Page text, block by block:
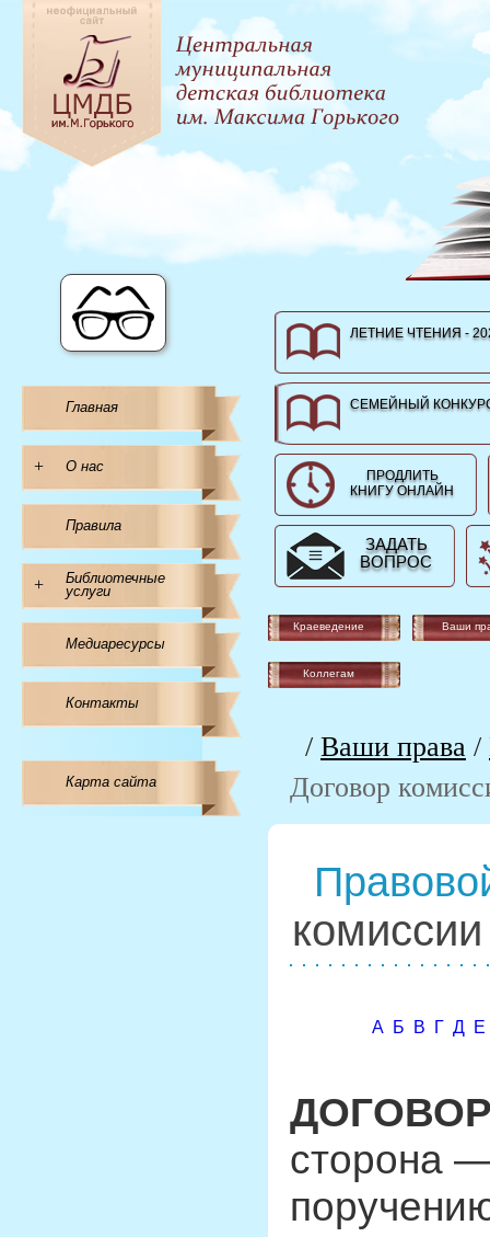
Главная
+ О нас
Правила
+
Библиотечные
услуги
Медиаресурсы
Контакты
Карта сайта
ЛЕТНИЕ ЧТЕНИЯ -
СЕМЕЙНЫЙ
ПРОДЛИТЬ
КНИГУ ОНЛАЙН
ЗАДАТЬ
ВОПРОС
Краеведение Ваши
Коллегам
/ Ваши права /
Договор
комиссии
А Б В Г Д Е
сторона